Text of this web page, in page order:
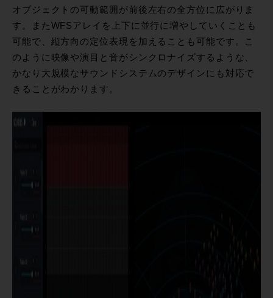
オブジェクトの可動範囲が前後左右の全方位に広がりま
す。またWFSアレイを上下に並行に増やしていくことも
可能で、縦方向の定位表現を加えることも可能です。こ
のように映像や演目と音がシンクロナイズするような、
かなり大規模なサウンドシステムのデザインにも対応で
きることがわかります。